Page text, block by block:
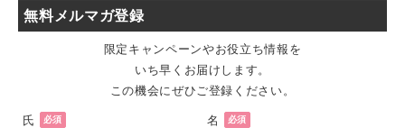
無料メルマガ登録
限定キャンペーンやお役立ち情報を
いち早くお届けします。
この機会にぜひご登録ください。
氏 必須 名 必須